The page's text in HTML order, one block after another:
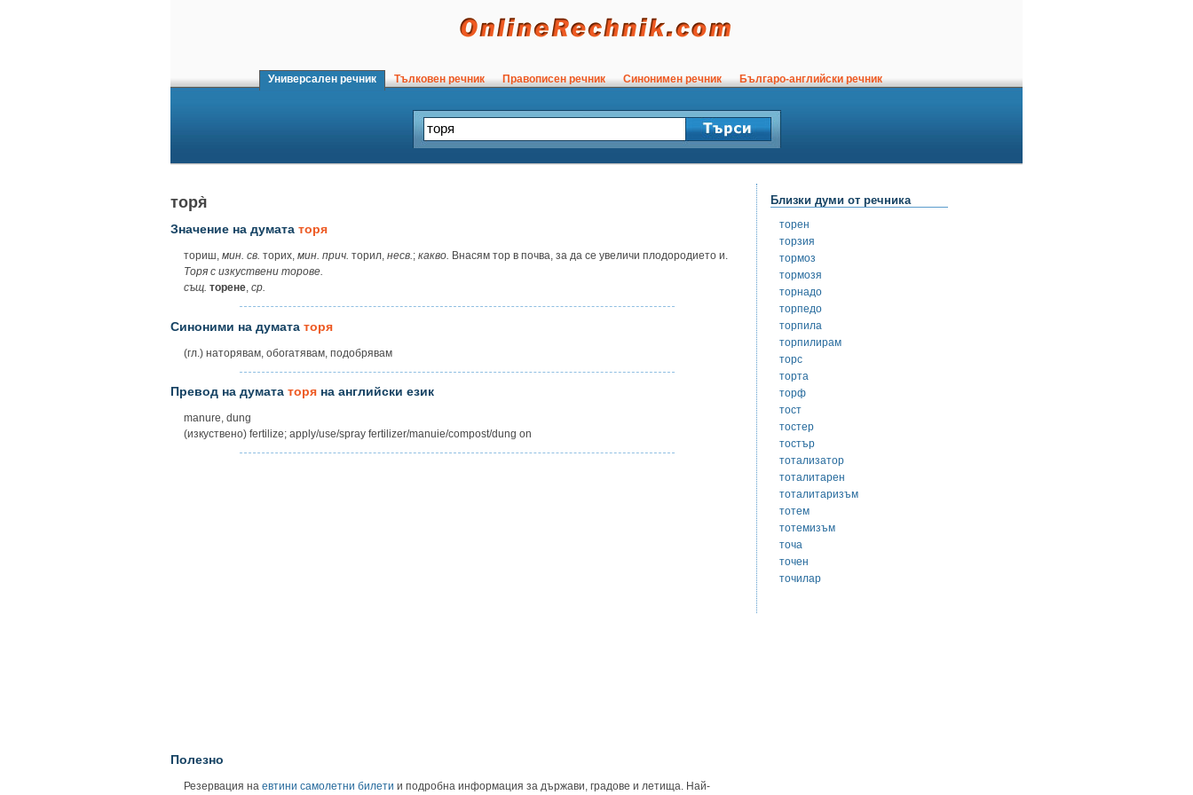
Универсален речник Тълковен речник Правописен речник Синонимен речник Българо-английски речник
торя̀
Значение на думата торя
ториш, мин. св. торих, мин. прич. торил, несв.; какво. Внасям тор в почва, за да се увеличи плодородието и.
Торя с изкуствени торове.
същ. торене, ср.
Синоними на думата торя
(гл.) наторявам, обогатявам, подобрявам
Превод на думата торя на английски език
manure, dung
(изкуствено) fertilize; apply/use/spray fertilizer/manuie/compost/dung on
Полезно
Резервация на евтини самолетни билети и подробна информация за държави, градове и летища. Най-
Близки думи от речника
торен
торзия
тормоз
тормозя
торнадо
торпедо
торпила
торпилирам
торс
торта
торф
тост
тостер
тостър
тотализатор
тоталитарен
тоталитаризъм
тотем
тотемизъм
точа
точен
точилар